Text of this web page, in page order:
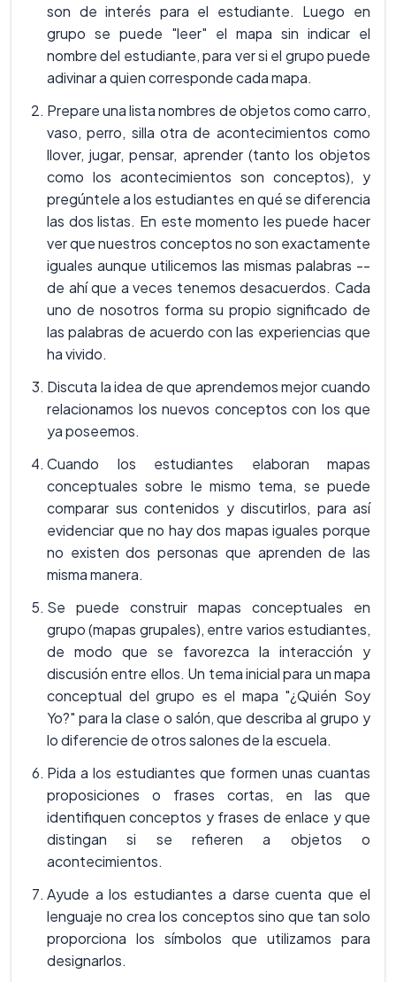
son de interés para el estudiante. Luego en
grupo se puede "leer" el mapa sin indicar el
nombre del estudiante, para ver si el grupo puede
adivinar a quien corresponde cada mapa.
Prepare una lista nombres de objetos como carro,
vaso, perro, silla otra de acontecimientos como
llover, jugar, pensar, aprender (tanto los objetos
como los acontecimientos son conceptos), y
pregúntele a los estudiantes en qué se diferencia
las dos listas. En este momento les puede hacer
ver que nuestros conceptos no son exactamente
iguales aunque utilicemos las mismas palabras --
de ahí que a veces tenemos desacuerdos. Cada
uno de nosotros forma su propio significado de
las palabras de acuerdo con las experiencias que
ha vivido.
Discuta la idea de que aprendemos mejor cuando
relacionamos los nuevos conceptos con los que
ya poseemos.
Cuando los estudiantes elaboran mapas
conceptuales sobre le mismo tema, se puede
comparar sus contenidos y discutirlos, para así
evidenciar que no hay dos mapas iguales porque
no existen dos personas que aprenden de las
misma manera.
Se puede construir mapas conceptuales en
grupo (mapas grupales), entre varios estudiantes,
de modo que se favorezca la interacción y
discusión entre ellos. Un tema inicial para un mapa
conceptual del grupo es el mapa "¿Quién Soy
Yo?" para la clase o salón, que describa al grupo y
lo diferencie de otros salones de la escuela.
Pida a los estudiantes que formen unas cuantas
proposiciones o frases cortas, en las que
identifiquen conceptos y frases de enlace y que
distingan si se refieren a objetos o
acontecimientos.
Ayude a los estudiantes a darse cuenta que el
lenguaje no crea los conceptos sino que tan solo
proporciona los símbolos que utilizamos para
designarlos.